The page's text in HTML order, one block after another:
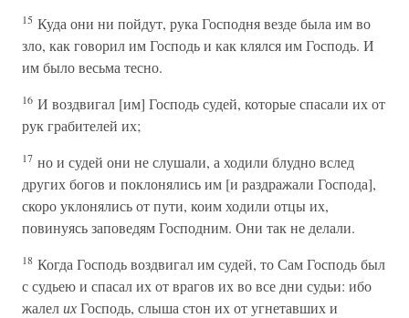
15 Куда они ни пойдут, рука Господня везде была им во
зло, как говорил им Господь и как клялся им Господь. И
им было весьма тесно.
16 И воздвигал [им] Господь судей, которые спасали их от
рук грабителей их;
17 но и судей они не слушали, а ходили блудно вслед
других богов и поклонялись им [и раздражали Господа],
скоро уклонялись от пути, коим ходили отцы их,
повинуясь заповедям Господним. Они так не делали.
18 Когда Господь воздвигал им судей, то Сам Господь был
с судьею и спасал их от врагов их во все дни судьи: ибо
жалелихГосподь, слыша стон их от угнетавших и